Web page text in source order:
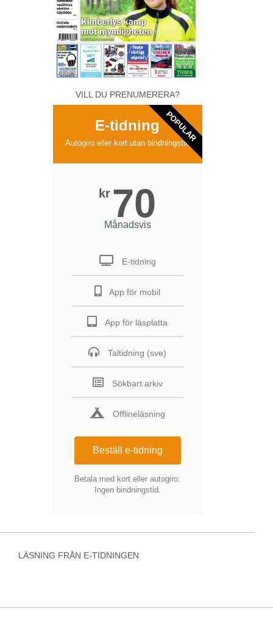
VILL DU PRENUMERERA?
E-tidning
Autogiro eller kort utan bindningstid
kr 70
Månadsvis
E-tidning
App för mobil
App för läsplatta
Taltidning (sve)
Sökbart arkiv
Offlineläsning
Beställ e-tidning
Betala med kort eller autogiro.
Ingen bindningstid.
POPULAR
LÄSNING FRÅN E-TIDNINGEN